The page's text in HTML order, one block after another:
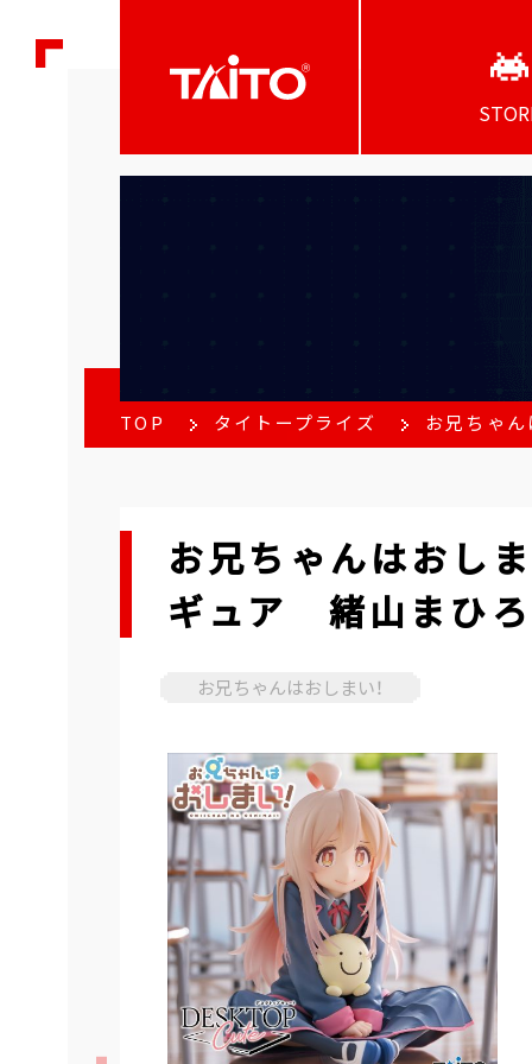
TOP タイトープライズ お兄ちゃ
お兄ちゃんはお
ギュア 緒山まひ
お兄ちゃんはおしまい！